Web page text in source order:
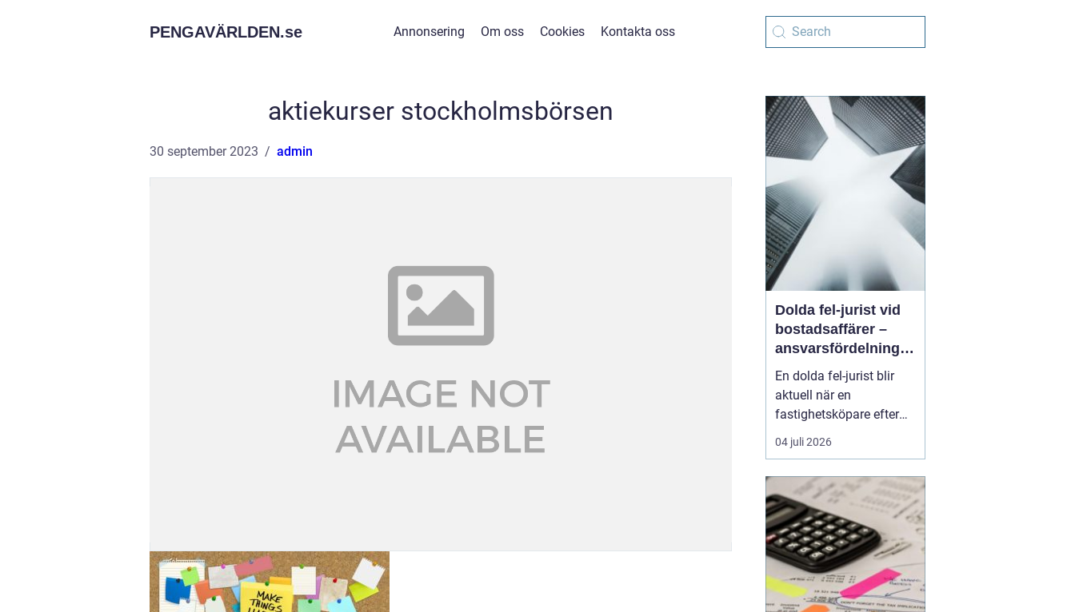
PENGAVÄRLDEN.se Annonsering Om oss Cookies Kontakta oss
aktiekurser stockholmsbörsen
30 september 2023 admin
Dolda fel-jurist vid
bostadsaffärer –
ansvarsfördelning,
juridisk prövning
och hantering av
fastighetstvister
En dolda fel-jurist blir
aktuell när en
fastighetsköpare efter
tillträdet upptäcker
brister som inte varit
upptäcka vid köpet. Det
kan röra sig om
konstruktionsfel,
fuktproblem elle...
04 juli 2026